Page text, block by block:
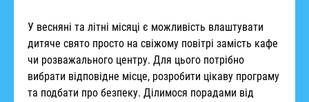
У весняні та літні місяці є можливість влаштувати
дитяче свято просто на свіжому повітрі замість кафе
чи розважального центру. Для цього потрібно
вибрати відповідне місце, розробити цікаву програму
та подбати про безпеку. Ділимося порадами від